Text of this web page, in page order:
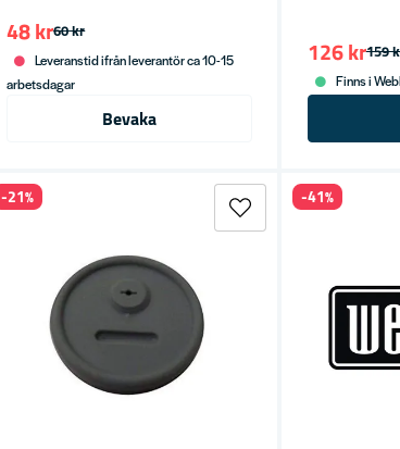
60 kr
48 kr
Leveranstid ifrån leverantör ca 10-15
arbetsdagar
Bevaka
159
126 kr
Finns i
-21% -41%